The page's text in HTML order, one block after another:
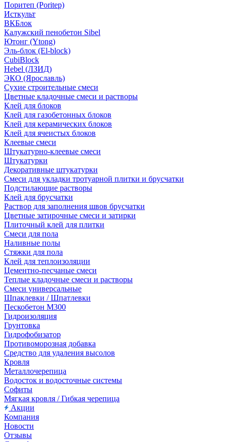
Поритеп (Poritep)
Исткульт
ВКБлок
Калужский пенобетон Sibel
Ютонг (Ytong)
Эль-блок (El-block)
CubiBlock
Hebel (ЛЗИД)
ЭКО (Ярославль)
Сухие строительные смеси
Цветные кладочные смеси и растворы
Клей для блоков
Клей для газобетонных блоков
Клей для керамических блоков
Клей для ячеистых блоков
Клеевые смеси
Штукатурно-клеевые смеси
Штукатурки
Декоративные штукатурки
Смеси для укладки тротуарной плитки и брусчатки
Подстилающие растворы
Клей для брусчатки
Раствор для заполнения швов брусчатки
Цветные затирочные смеси и затирки
Плиточный клей для плитки
Смеси для пола
Наливные полы
Стяжки для пола
Клей для теплоизоляции
Цементно-песчаные смеси
Теплые кладочные смеси и растворы
Смеси универсальные
Шпаклевки / Шпатлевки
Пескобетон М300
Гидроизоляция
Грунтовка
Гидрофобизатор
Противоморозная добавка
Средство для удаления высолов
Кровля
Металлочерепица
Водосток и водосточные системы
Софиты
Мягкая кровля / Гибкая черепица
Акции
Компания
Новости
Отзывы